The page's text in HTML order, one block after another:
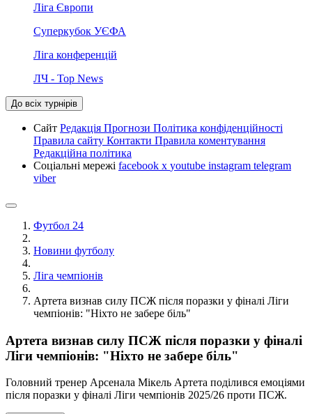
Ліга Європи
Суперкубок УЄФА
Ліга конференцій
ЛЧ - Top News
До всіх турнірів
Сайт Редакція Прогнози Політика конфіденційності
Правила сайту Контакти Правила коментування
Редакційна політика
Соціальні мережі facebook x youtube instagram telegram
viber
Футбол 24
Новини футболу
Ліга чемпіонів
Артета визнав силу ПСЖ після поразки у фіналі Ліги
чемпіонів: "Ніхто не забере біль"
Артета визнав силу ПСЖ після поразки у фіналі
Ліги чемпіонів: "Ніхто не забере біль"
Головний тренер Арсенала Мікель Артета поділився емоціями
після поразки у фіналі Ліги чемпіонів 2025/26 проти ПСЖ.